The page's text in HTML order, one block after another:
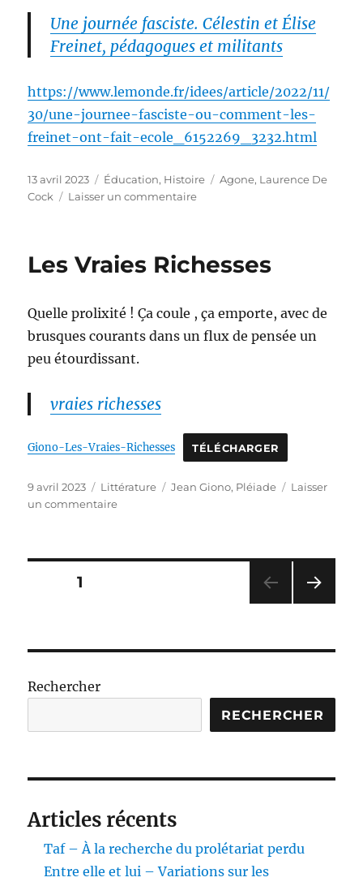
Une journée fasciste. Célestin et Élise
Freinet, pédagogues et militants
https://www.lemonde.fr/idees/article/2022/11/
30/une-journee-fasciste-ou-comment-les-
freinet-ont-fait-ecole_6152269_3232.html
Publié
le
13 avril 2023 Catégories
Éducation, Histoire Étiquettes
Agone, Laurence De
Cock
Laisser un commentairesur
Célestin
Freinet,
pédagogues
Les Vraies Richesses
Quelle prolixité ! Ça coule , ça emporte, avec de
brusques courants dans un flux de pensée un
peu étourdissant.
vraies richesses
Giono-Les-Vraies-Richesses TÉLÉCHARGER
Publié
le
9 avril 2023 Catégories
Littérature Étiquettes
Jean Giono, Pléiade
Laisser
un commentairesur
Pagination
publications
PAGE1
ANT
Rechercher
RECHERCHER
Articles récents
Taf – À la recherche du prolétariat perdu
Entre elle et lui – Variations sur les